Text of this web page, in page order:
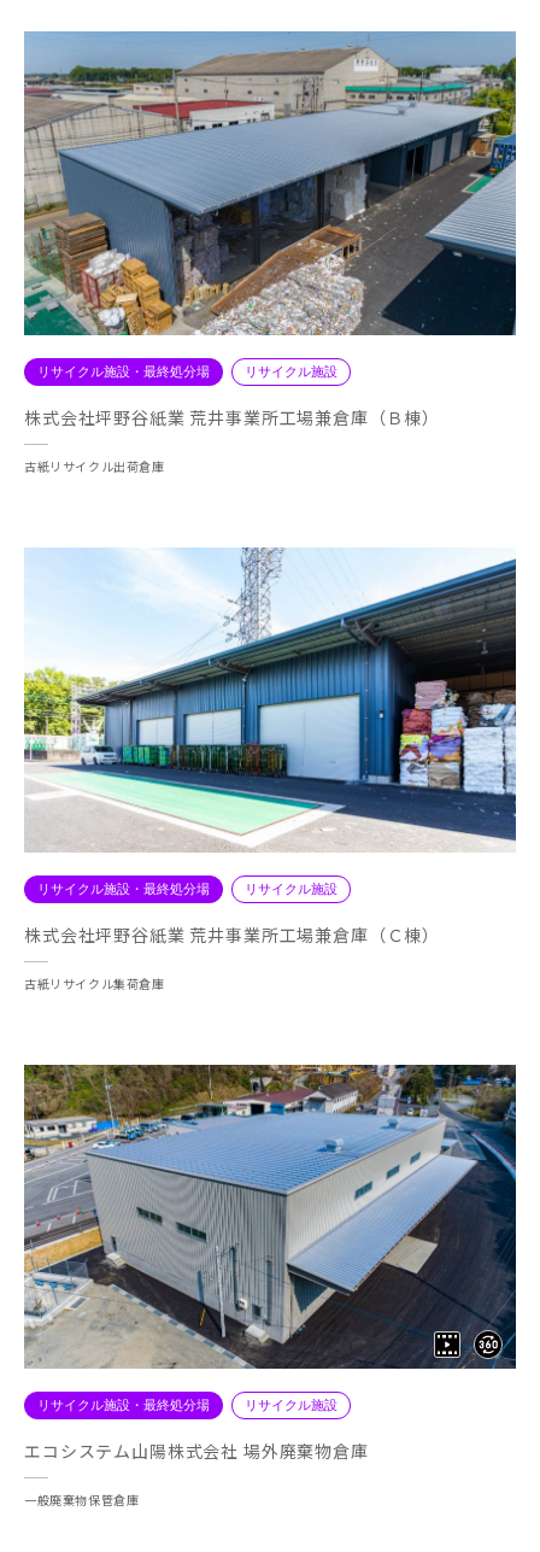
リサイクル施設・最終処分場 リサイクル施設
株式会社坪野谷紙業 荒井事業所工場兼倉庫（Ｂ棟）
古紙リサイクル出荷倉庫
リサイクル施設・最終処分場 リサイクル施設
株式会社坪野谷紙業 荒井事業所工場兼倉庫（Ｃ棟）
古紙リサイクル集荷倉庫
リサイクル施設・最終処分場 リサイクル施設
エコシステム山陽株式会社 場外廃棄物倉庫
一般廃棄物保管倉庫